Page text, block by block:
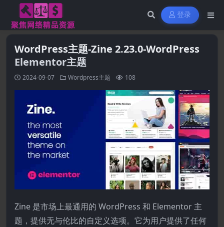
登录
WordPress主题-Zine 2.23.0-WordPress
Elementor主题
2024-09-07 Wordpress主题 108
Zine 是市场上最通用的 WordPress 和 Elementor 主
题，提供无与伦比的自定义选项。它为用户提供了任何